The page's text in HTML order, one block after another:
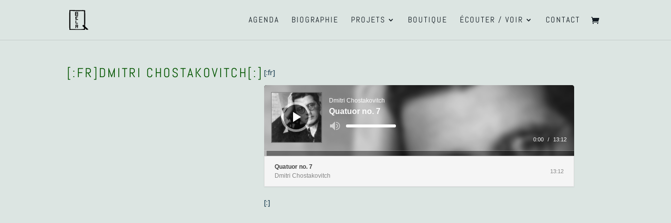
AGENDA BIOGRAPHIE PROJETS BOUTIQUE ÉCOUTER / VOIR CONTACT
[:FR]DMITRI CHOSTAKOVITCH[:] [:fr]
Lecteur
audio
Dmitri Chostakovitch
Quatuor no. 7
Utilisez
les
augmenter
0:00 / 13:12
Quatuor no. 7
Dmitri Chostakovitch
13:12
[:]